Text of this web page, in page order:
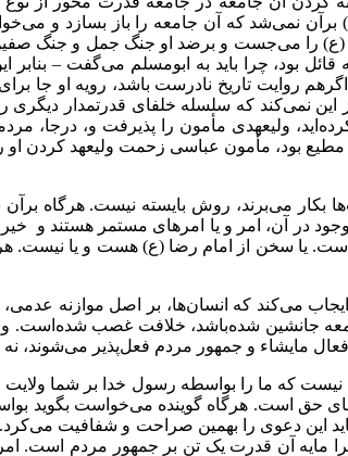
نمی‌شد که آن جامعه را باز بسازد و
را می‌جست و برضد او جنگ جمل و جنگ صفین و
قائل بود، چرا باید به ابومسلم می‌گفت –
روایت تاریخ نادرست باشد، رویه او جا
که سلسله خلفای قدرتمدار دیگری را
ولیعهدی مأمون را پذیرفت و، درجا،
بود، مأمون عباسی زحمت ولیعهد کردن او
بکار می‌برند، روش بایسته نیست. هرگاه
در ن، امر و یا امرهای مستمر هستند و
یا سخن از امام رضا (ع) هست و یا نیست.
که انسان‌ها، بر اصل موازنه عدمی، با
جانشین شده‌باشد، خلافت غصب شده‌است.
مایشاء و جمهور مردم فعل‌پذیر می‌شوند،
که ما را بواسطه رسول خدا بر شما
هرگاه گوینده می‌خواست بگوید
این دعوی را بهمین صراحت و شفافیت
مایه آن قدرت یک تن بر جمهور مردم است.